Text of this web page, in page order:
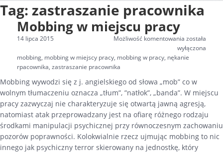
Tag: zastraszanie pracownika
Mobbing w miejscu pracy
14 lipca 2015 Możliwość komentowania Mobbing
w
miejscu
została
wyłączona
Tagi
mobbing, mobbing w miejscy pracy, mobbing w pracy, nękanie
rpacownika,zastraszanie pracownika
Mobbing wywodzi się z j. angielskiego od słowa „mob” co w
wolnym tłumaczeniu oznacza „tłum”, ”natłok”, „banda”. W miejscu
pracy zazwyczaj nie charakteryzuje się otwartą jawną agresją,
natomiast atak przeprowadzany jest na ofiarę różnego rodzaju
środkami manipulacji psychicznej przy równoczesnym zachowaniu
pozorów poprawności. Kolokwialnie rzecz ujmując mobbing to nic
innego jak psychiczny terror skierowany na jednostkę, który